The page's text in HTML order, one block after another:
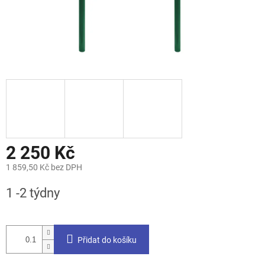
2 250 Kč
1 859,50 Kč bez DPH
cena:
1 -2 týdny
Přidat do košíku